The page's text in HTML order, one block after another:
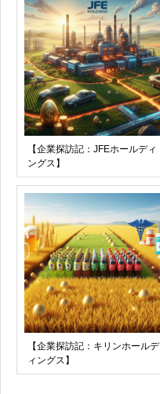
【企業探訪記：JFEホールディ
ングス】
【企業探訪記：キリンホールデ
ィングス】